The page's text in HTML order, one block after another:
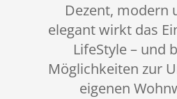
Dezent, modern
elegant wirkt das
LifeStyle – und
Möglichkeiten zur
eigenen